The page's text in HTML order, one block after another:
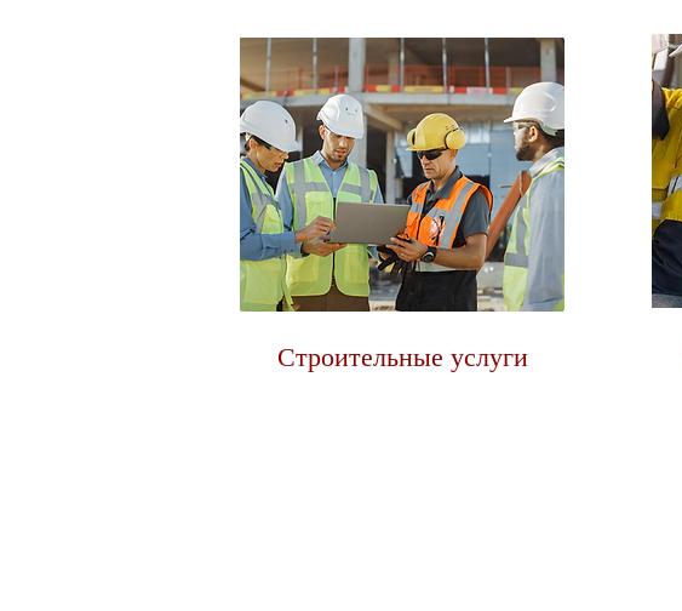
Строительные услуги